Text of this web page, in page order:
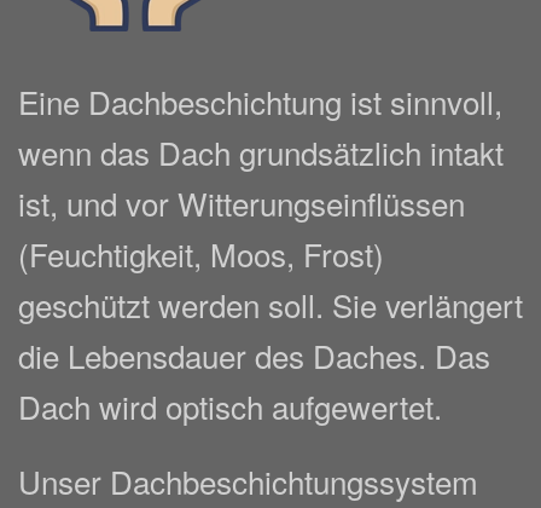
Eine Dachbeschichtung ist sinnvoll,
wenn das Dach grundsätzlich intakt
ist, und vor Witterungseinflüssen
(Feuchtigkeit, Moos, Frost)
geschützt werden soll. Sie verlängert
die Lebensdauer des Daches. Das
Dach wird optisch aufgewertet.
Unser Dachbeschichtungssystem